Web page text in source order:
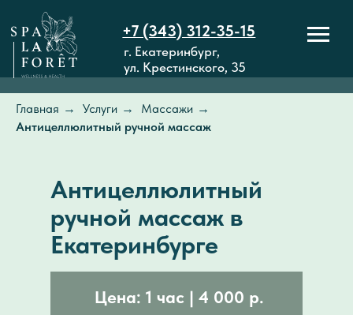
+7 (343) 312-35-15
г. Екатеринбург,
ул. Крестинского, 35
Главная → Услуги → Массажи →
Антицеллюлитный ручной массаж
Антицеллюлитный
ручной массаж в
Екатеринбурге
Цена: 1 час | 4 000 р.